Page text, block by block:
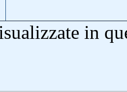
in